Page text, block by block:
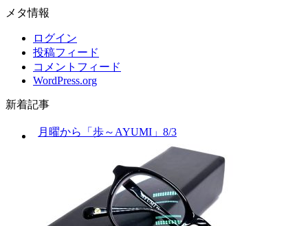
メタ情報
ログイン
投稿フィード
コメントフィード
WordPress.org
新着記事
月曜から「歩～AYUMI」8/3